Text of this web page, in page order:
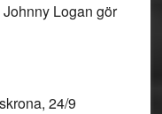
Logan gör
24/9